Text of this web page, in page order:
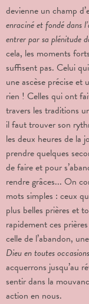
devienne un champ
enraciné et fondé dans
entrer par sa plénitude
cela, les moments
suffisent pas. Celui
une ascèse précise et
rien ! Celles qui ont
travers les traditions
il faut trouver son
les deux heures de la
prendre quelques
de faire et pour
rendre grâces... On
mots simples : ceux
plus belles prières et
rapidement ces
celle de l’abandon,
Dieu en toutes
acquerrons jusqu’au
sentir dans la
action en nous.